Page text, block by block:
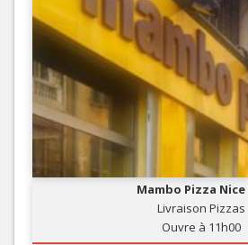
Mambo Pizza Nice
Livraison Pizzas
Ouvre à 11h00